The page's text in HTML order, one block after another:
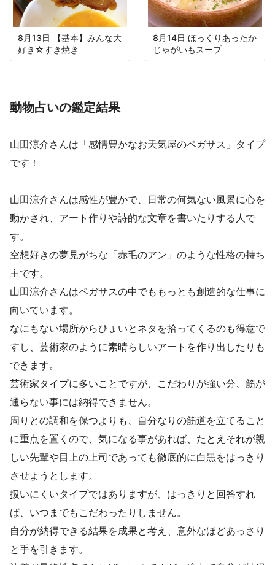
8月13日 【基本】みんな大
好き☆すき焼き
8月14日 ほっくりあったか
じゃがいもスープ
動物占いの鑑定結果
山田涼介さんは「感情豊かなお天気屋のペガサス」タイプ
です！
山田涼介さんは感性が豊かで、日常の何気ない風景に心を
動かされ、アート作りや詩的な文章を書いたりする人で
す。
空想好きの夢見がちな「赤毛のアン」のような性格の持ち
主です。
山田涼介さんはペガサスの中でももっとも創造的な仕事に
向いています。
なにもない場所からひょいとネタを拾ってくるのも得意で
すし、芸術家のように素晴らしいアートを作り出したりも
できます。
芸術家タイプに多いことですが、こだわりが強い分、筋が
通らない事には納得できません。
周りとの調和を保つよりも、自分なりの筋道を立てること
に重点を置くので、気になる事があれば、たとえそれが親
しい先輩や目上の上司であっても徹底的に白黒をはっきり
させようとします。
扱いにくいタイプではありますが、はっきりと回答すれ
ば、いつまでもこだわったりしません。
自分が納得できる結果を成果と考え、意外なほどあっさり
と手を引きます。